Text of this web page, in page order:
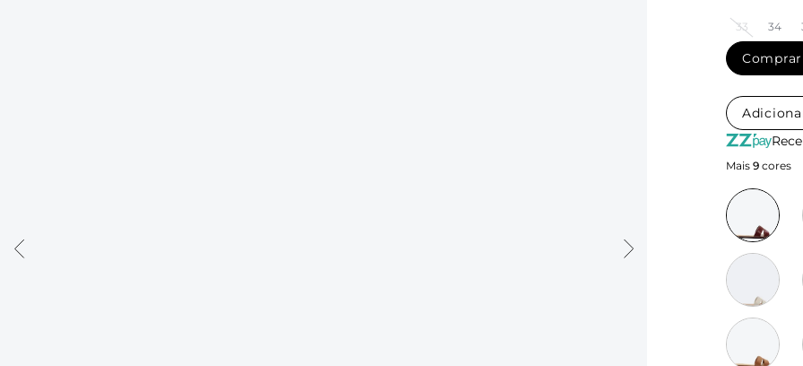
33 34
Comprar
Mais 9 cores